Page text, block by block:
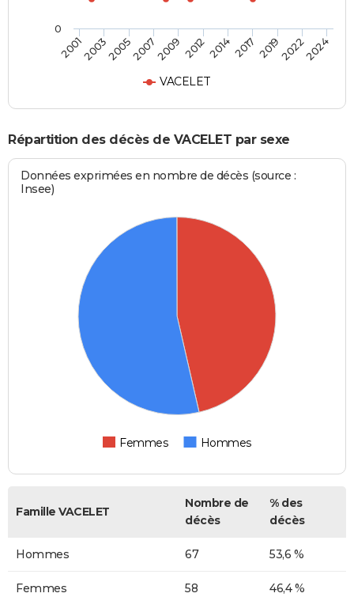
VACELET
20012003200520072009 201220142017 201920222024
0
Répartition des décès de VACELET par sexe
Données exprimées en nombre de décès (source :
Insee)
Femmes Hommes
Famille VACELET
Nombre de
décès
% des
décès
Hommes 67 53,6 %
Femmes 58 46,4 %